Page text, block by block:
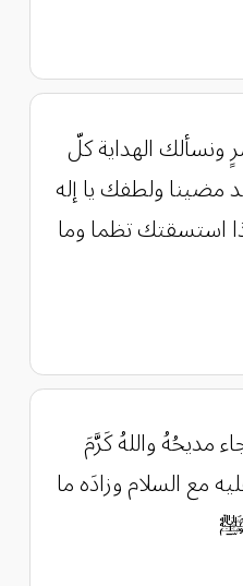
الهداية كلّ
مضينا ‏ولطفك يا إله
استسقتك تظما ‏وما
مديحُهُ واللهُ كَرَّمَ
مع السلام وزادَه ما
ﷺ